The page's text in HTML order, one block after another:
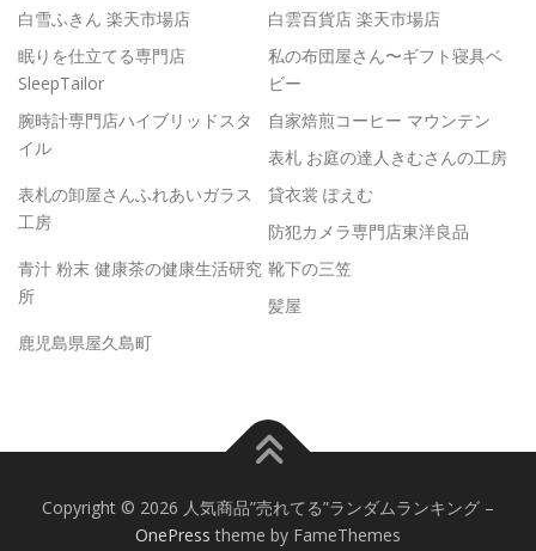
白雪ふきん 楽天市場店
白雲百貨店 楽天市場店
眠りを仕立てる専門店
SleepTailor
私の布団屋さん〜ギフト寝具ベ
ビー
腕時計専門店ハイブリッドスタ
イル
自家焙煎コーヒー マウンテン
表札 お庭の達人きむさんの工房
表札の卸屋さんふれあいガラス
工房
貸衣裳 ぽえむ
防犯カメラ専門店東洋良品
青汁 粉末 健康茶の健康生活研究
所
靴下の三笠
髪屋
鹿児島県屋久島町
Copyright © 2026 人気商品”売れてる”ランダムランキング –
OnePress theme by FameThemes